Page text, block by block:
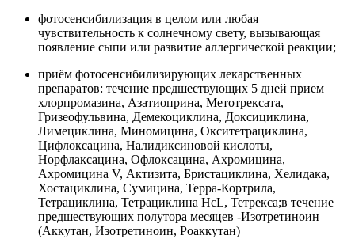
фотосенсибилизация в целом или любая
чувствительность к солнечному свету, вызывающая
появление сыпи или развитие аллергической реакции;
приём фотосенсибилизирующих лекарственных
препаратов: течение предшествующих 5 дней прием
хлорпромазина, Азатиоприна, Метотрексата,
Гризеофульвина, Демекоциклина, Доксициклина,
Лимециклина, Миномицина, Окситетрациклина,
Цифлоксацина, Налидиксиновой кислоты,
Норфлаксацина, Офлоксацина, Ахромицина,
Ахромицина V, Актизита, Бристациклина, Хелидака,
Хостациклина, Сумицина, Терра-Кортрила,
Тетрациклина, Тетрациклина HcL, Тетрекса;в течение
предшествующих полутора месяцев -Изотретиноин
(Аккутан, Изотретиноин, Роаккутан)